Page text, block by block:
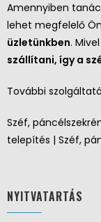
Amennyiben
lehet megfelelő
üzletünkben. Mivel
szállítani, így a
További
Széf,
telepítés | Széf,
NYITVATARTÁS